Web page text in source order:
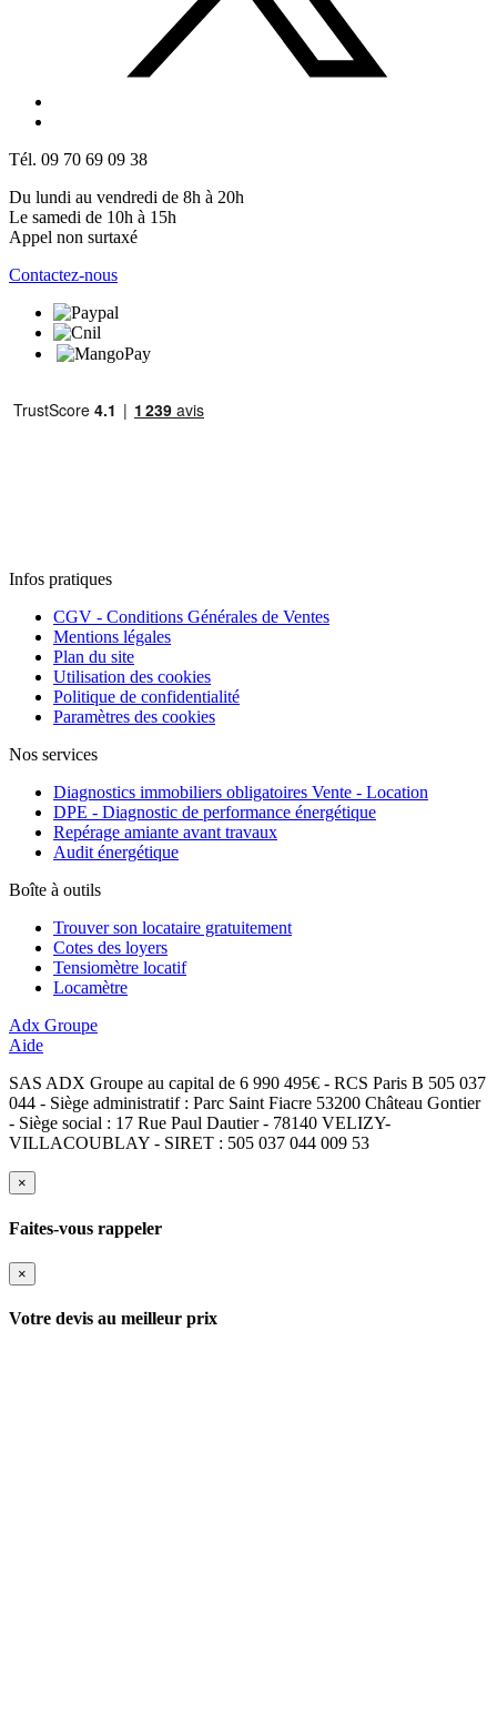
Tél. 09 70 69 09 38
Du lundi au vendredi de 8h à 20h
Le samedi de 10h à 15h
Appel non surtaxé
Contactez-nous
Infos pratiques
CGV - Conditions Générales de Ventes
Mentions légales
Plan du site
Utilisation des cookies
Politique de confidentialité
Paramètres des cookies
Nos services
Diagnostics immobiliers obligatoires Vente - Location
DPE - Diagnostic de performance énergétique
Repérage amiante avant travaux
Audit énergétique
Boîte à outils
Trouver son locataire gratuitement
Cotes des loyers
Tensiomètre locatif
Locamètre
Adx Groupe
Aide
SAS ADX Groupe au capital de 6 990 495€ - RCS Paris B 505 037
044 - Siège administratif : Parc Saint Fiacre 53200 Château Gontier
- Siège social : 17 Rue Paul Dautier - 78140 VELIZY-
VILLACOUBLAY - SIRET : 505 037 044 009 53
×
Faites-vous rappeler
×
Votre devis au meilleur prix